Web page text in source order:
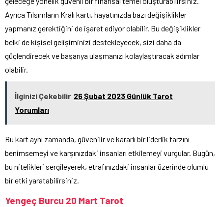
Ayrıca Tılsımların Kralı kartı, hayatınızda bazı değişiklikler
yapmanız gerektiğini de işaret ediyor olabilir. Bu değişiklikler
belki de kişisel gelişiminizi destekleyecek, sizi daha da
güçlendirecek ve başarıya ulaşmanızı kolaylaştıracak adımlar
olabilir.
İlginizi Çekebilir 26 Şubat 2023 Günlük Tarot
Yorumları
Bu kart aynı zamanda, güvenilir ve kararlı bir liderlik tarzını
benimsemeyi ve karşınızdaki insanları etkilemeyi vurgular. Bugün,
bu nitelikleri sergileyerek, etrafınızdaki insanlar üzerinde olumlu
bir etki yaratabilirsiniz.
Yengeç Burcu 20 Mart Tarot